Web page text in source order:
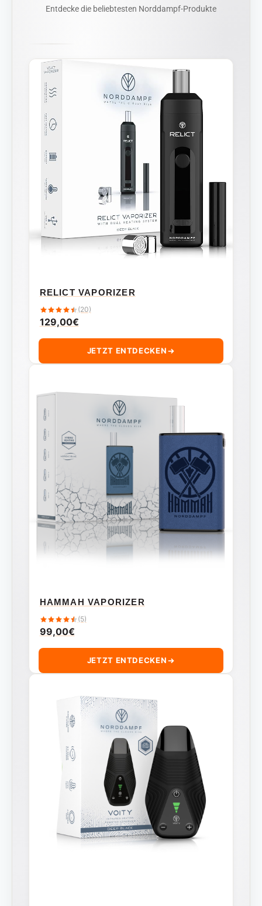
Entdecke die beliebtesten Norddampf-Produkte
RELICT VAPORIZER
(20)
129,00€
JETZT ENTDECKEN
HAMMAH VAPORIZER
(5)
99,00€
JETZT ENTDECKEN